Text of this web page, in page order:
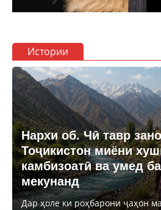
Истории
Нархи об. Чӣ тавр
Тоҷикистон миёни
камбизоатӣ ва умед
мекунанд
Дар ҳоле ки роҳбарони ҷаҳон